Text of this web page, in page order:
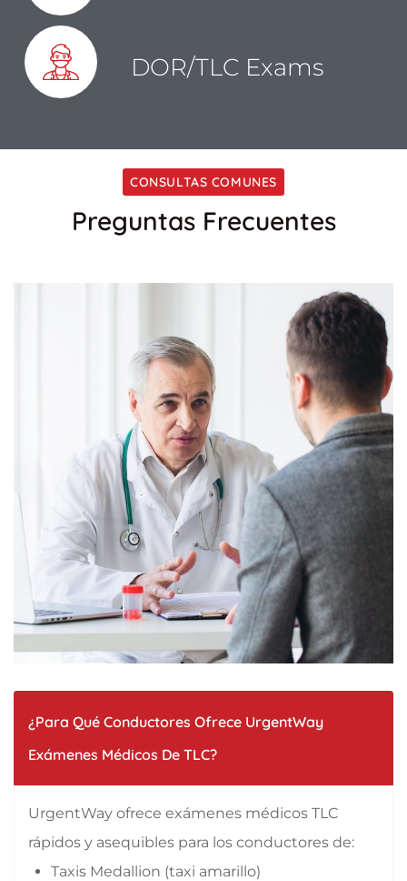
DOR/TLC Exams
CONSULTAS COMUNES
Preguntas Frecuentes
¿Para Qué Conductores Ofrece UrgentWay
Exámenes Médicos De TLC?
UrgentWay ofrece exámenes médicos TLC
rápidos y asequibles para los conductores de:
Taxis Medallion (taxi amarillo)